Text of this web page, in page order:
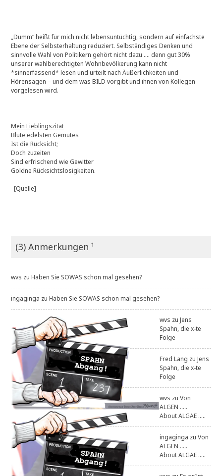
„Dumm“ heißt für mich nicht lebensuntüchtig, sondern auf einfachste
Ebene der Selbsterhaltung reduziert. Selbständiges Denken und
sinnvolle Wahl von Politikern gehört nicht dazu …. denn gut 30%
unserer wahlberechtigten Wohnbevölkerung kann nicht
*sinnerfassend* lesen und urteilt nach Äußerlichkeiten und
Hörensagen – und dem was BILD vorgibt und ihnen von Kollegen
vorgelesen wird.
Mein Lieblingszitat
Blüte edelsten Gemütes
Ist die Rücksicht;
Doch zuzeiten
Sind erfrischend wie Gewitter
Goldne Rücksichtslosigkeiten.
[Quelle]
(3) Anmerkungen ¹
wvs zuHaben Sie SOWAS schon mal gesehen?
ingaginga zuHaben Sie SOWAS schon mal gesehen?
wvs zuJens
Spahn, die x-te
Folge
Fred Lang zuJens
Spahn, die x-te
Folge
wvs zuVon
ALGEN .....
About ALGAE .....
ingaginga zuVon
ALGEN .....
About ALGAE .....